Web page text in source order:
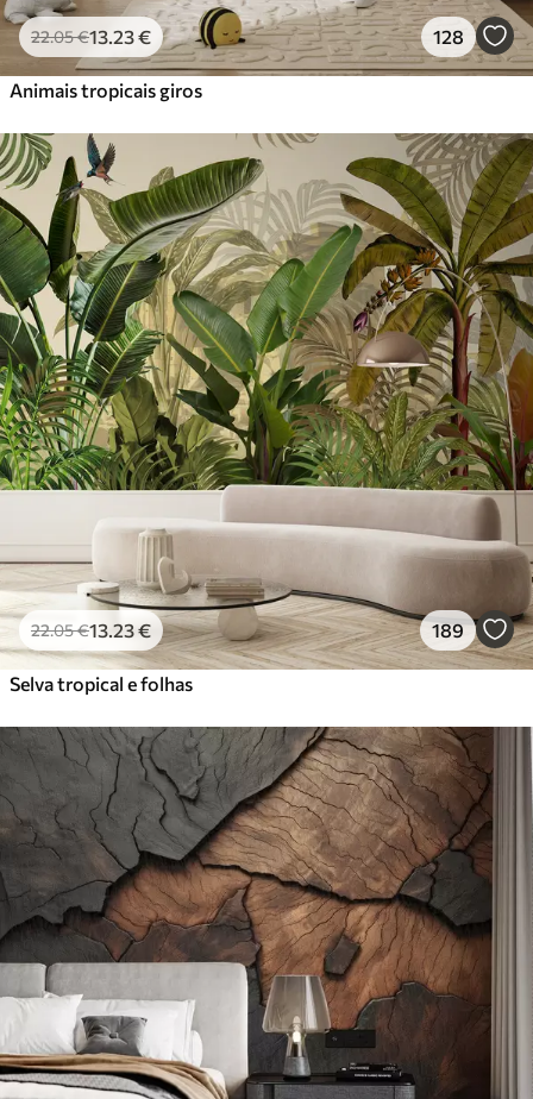
22.05€13.23€ 128
Animais tropicais giros
22.05€13.23€ 189
Selva tropical e folhas